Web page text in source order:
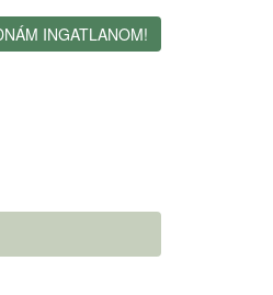
INGATLANOM!